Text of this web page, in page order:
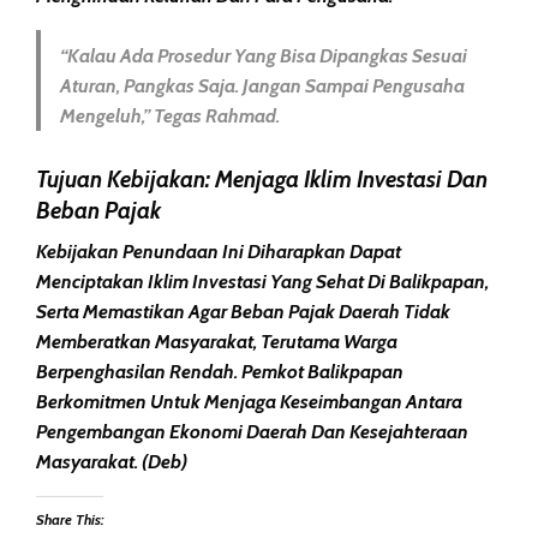
“Kalau Ada Prosedur Yang Bisa Dipangkas Sesuai
Aturan, Pangkas Saja. Jangan Sampai Pengusaha
Mengeluh,” Tegas Rahmad.
Tujuan Kebijakan: Menjaga Iklim Investasi Dan
Beban Pajak
Kebijakan Penundaan Ini Diharapkan Dapat
Menciptakan Iklim Investasi Yang SehatDi Balikpapan,
Serta Memastikan AgarBeban Pajak Daerah Tidak
Memberatkan Masyarakat, Terutama Warga
Berpenghasilan Rendah. Pemkot Balikpapan
Berkomitmen Untuk Menjaga Keseimbangan Antara
Pengembangan Ekonomi Daerah Dan Kesejahteraan
Masyarakat. (deb)
Share This: